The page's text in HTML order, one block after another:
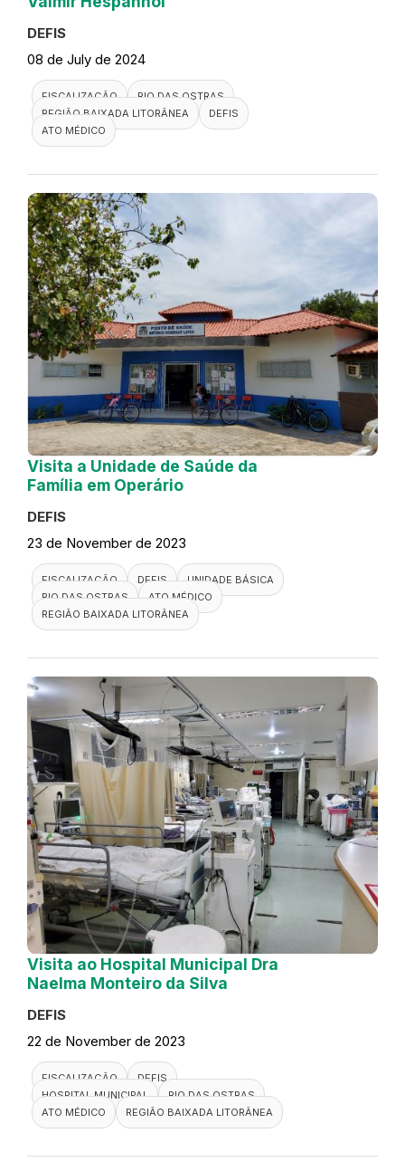
DEFIS
08 de July de 2024
FISCALIZAÇÃO
RIO DAS OSTRAS
REGIÃO BAIXADA LITORÂNEA
DEFIS
ATO MÉDICO
Visita a Unidade de Saúde da
Família em Operário
DEFIS
23 de November de 2023
FISCALIZAÇÃO DEFIS
UNIDADE BÁSICA
RIO DAS OSTRAS
ATO MÉDICO
REGIÃO BAIXADA LITORÂNEA
Visita ao Hospital Municipal Dra
Naelma Monteiro da Silva
DEFIS
22 de November de 2023
FISCALIZAÇÃO
DEFIS
HOSPITAL MUNICIPAL
RIO DAS OSTRAS
ATO MÉDICO
REGIÃO BAIXADA LITORÂNEA